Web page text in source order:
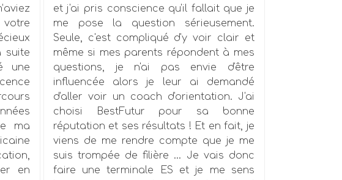
suite
une
ma
en
et j'ai pris conscience qu'il fallait que je
me pose la question sérieusement.
Seule, c'est compliqué d'y voir clair et
même si mes parents répondent à mes
questions, je n'ai pas envie d'être
influencée alors je leur ai demandé
d'aller voir un coach d'orientation. J'ai
choisi BestFutur pour sa bonne
réputation et ses résultats ! Et en fait, je
viens de me rendre compte que je me
suis trompée de filière ... Je vais donc
faire une terminale ES et je me sens